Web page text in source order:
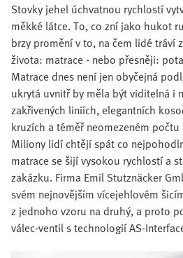
Stovky jehel úchvatnou rychlostí
měkké látce. To, co zní jako hukot
brzy promění v to, na čem lidé tráví
života: matrace - nebo přesněji:
Matrace dnes není jen obyčejná
ukrytá uvnitř by měla být viditelná i
zakřivených liniích, elegantních
kruzích a téměř neomezeném
Miliony lidí chtějí spát co
matrace se šijí vysokou rychlostí a
zakázku. Firma Emil Stutznäcker
svém nejnovějším vícejehlovém
z jednoho vzoru na druhý, a proto
válec-ventil s technologií AS-